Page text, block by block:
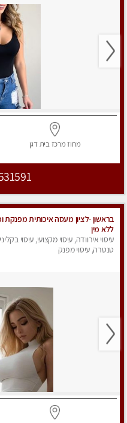
מחוז מרכז בית דגן
בראשון -לציון מעסה איכותית מפנקת
ללא מין
עיסוי אירוודה, עיסוי מקצועי, עיסוי
טנטרה, עיסוי מפנק